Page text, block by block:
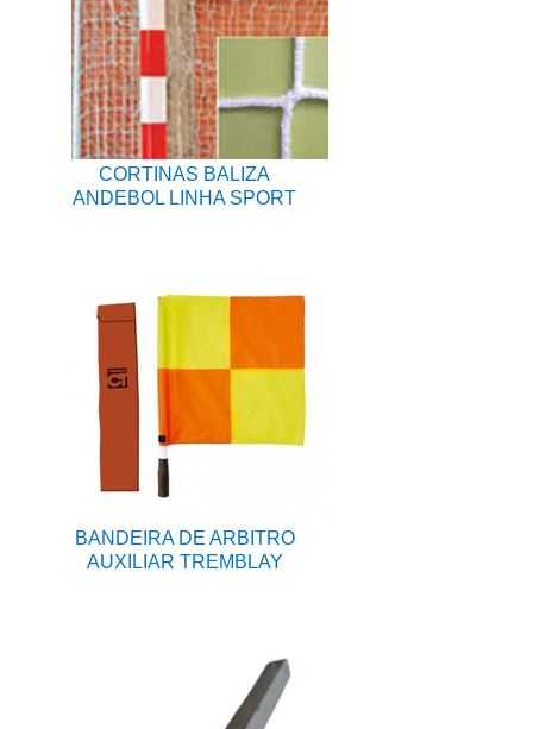
CORTINAS BALIZA
ANDEBOL LINHA SPORT
BANDEIRA DE ARBITRO
AUXILIAR TREMBLAY